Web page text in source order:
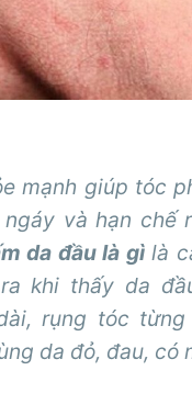
mạnh giúp tóc
và hạn chế
da đầu là gìlà
khi thấy da
rụng tóc từng
da đỏ, đau, có